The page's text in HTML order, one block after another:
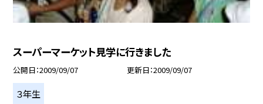
スーパーマーケット見学に行きました
公開日 2009/09/07 更新日 2009/09/07
３年生